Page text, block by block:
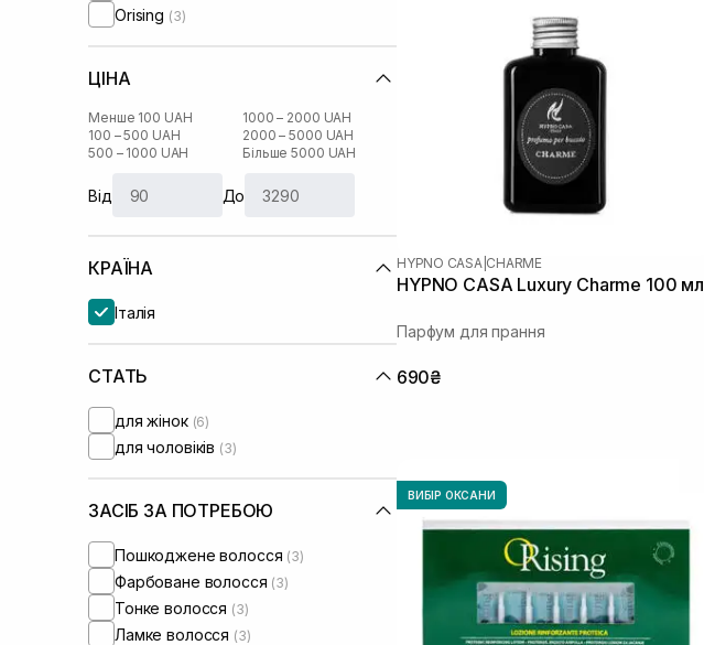
Orising (3)
ЦІНА
Менше 100 UAH
100 – 500 UAH
500 – 1000 UAH
1000 – 2000 UAH
2000 – 5000 UAH
Більше 5000 UAH
Від До
КРАЇНА
Італія
СТАТЬ
для жінок (6)
для чоловіків (3)
ЗАСІБ ЗА ПОТРЕБОЮ
Пошкоджене волосся (3)
Фарбоване волосся (3)
Тонке волосся (3)
Ламке волосся (3)
HYPNO CASA CHARME
HYPNO CASA Luxury Charme 100 мл
Парфум для прання
690₴
ВИБІР ОКСАНИ